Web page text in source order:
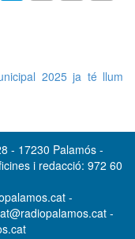
2025 ja té llum
- 17230 Palamós -
i redacció: 972 60
-
-